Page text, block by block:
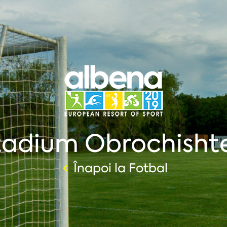
Înapoi la Fotbal